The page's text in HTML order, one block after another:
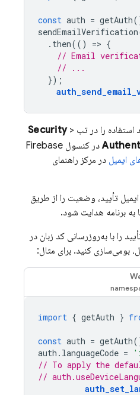
const auth = getAuth
sendEmailVerification
. then(() => {
// Email
// ...
});
استفاده را در تب Security>
در کنسول Firebase
ایمیل در مرکز راهنمای
تأیید، وضعیت را از طریق
به برنامه هدایت شود.
را با به‌روزرسانی کد زبان در
import { getAuth }
const auth = getAuth
auth . languageCode =
// To apply the
//